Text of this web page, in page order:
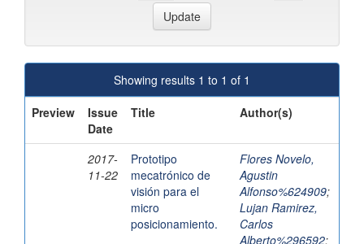
Showing results 1 to 1 of 1
Preview
Issue
Date
Title Author(s)
2017-
11-22
Prototipo
mecatrónico de
visión para el
micro
posicionamiento.
Flores Novelo,
Agustin
Alfonso%624909;
Lujan Ramirez,
Carlos
Alberto%296592;